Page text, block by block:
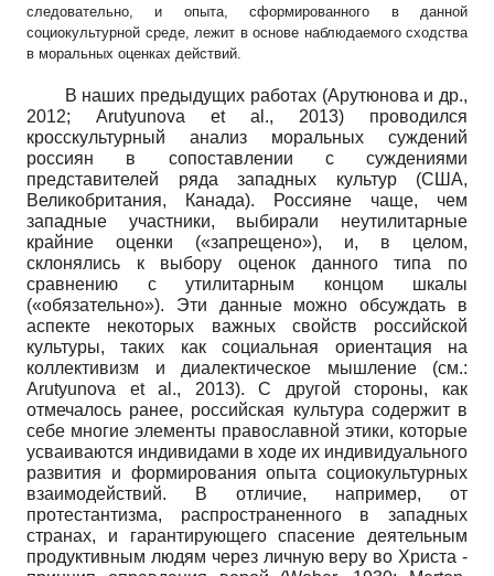
следовательно, и опыта, сформированного в данной
социокультурной среде, лежит в основе наблюдаемого сходства
в моральных оценках действий.
В наших предыдущих работах (Арутюнова и др.,
2012; Arutyunova et al., 2013) проводился
кросскультурный анализ моральных суждений
россиян в сопоставлении с суждениями
представителей ряда западных культур (США,
Великобритания, Канада). Россияне чаще, чем
западные участники, выбирали неутилитарные
крайние оценки («запрещено»), и, в целом,
склонялись к выбору оценок данного типа по
сравнению с утилитарным концом шкалы
(«обязательно»). Эти данные можно обсуждать в
аспекте некоторых важных свойств российской
культуры, таких как социальная ориентация на
коллективизм и диалектическое мышление (см.:
Arutyunova et al., 2013). С другой стороны, как
отмечалось ранее, российская культура содержит в
себе многие элементы православной этики, которые
усваиваются индивидами в ходе их индивидуального
развития и формирования опыта социокультурных
взаимодействий. В отличие, например, от
протестантизма, распространенного в западных
странах, и гарантирующего спасение деятельным
продуктивным людям через личную веру во Христа -